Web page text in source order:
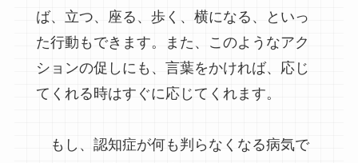
ば、立つ、座る、歩く、横になる、といっ
た行動もできます。また、このようなアク
ションの促しにも、言葉をかければ、応じ
てくれる時はすぐに応じてくれます。
もし、認知症が何も判らなくなる病気で